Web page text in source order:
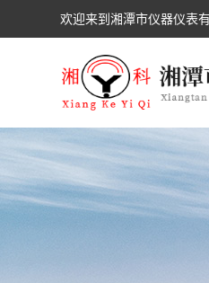
欢迎来到湘潭市仪器仪表